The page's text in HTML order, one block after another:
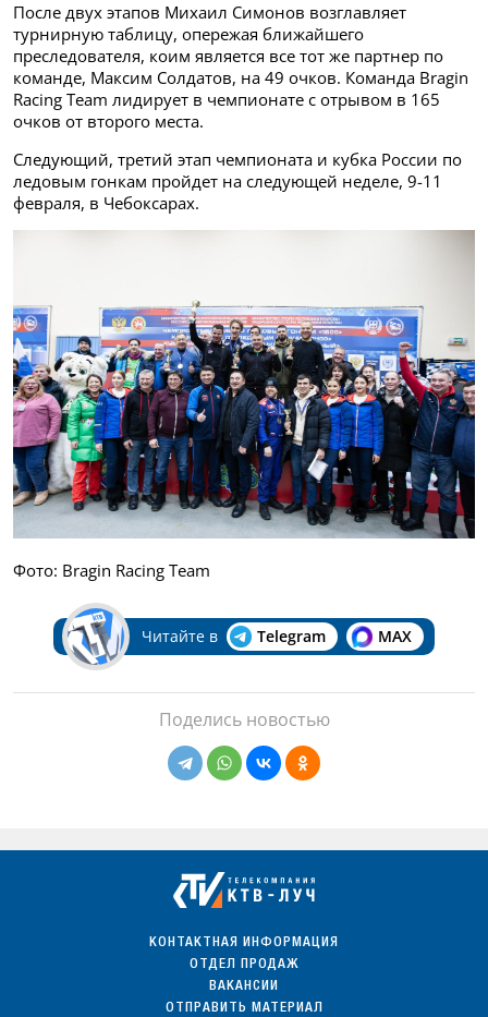
После двух этапов Михаил Симонов возглавляет
турнирную таблицу, опережая ближайшего
преследователя, коим является все тот же партнер по
команде, Максим Солдатов, на 49 очков. Команда Bragin
Racing Team лидирует в чемпионате с отрывом в 165
очков от второго места.
Следующий, третий этап чемпионата и кубка России по
ледовым гонкам пройдет на следующей неделе, 9-11
февраля, в Чебоксарах.
Фото: Bragin Racing Team
Читайте в Telegram MAX
Поделись новостью
КОНТАКТНАЯ ИНФОРМАЦИЯ
ОТДЕЛ ПРОДАЖ
ВАКАНСИИ
ОТПРАВИТЬ МАТЕРИАЛ